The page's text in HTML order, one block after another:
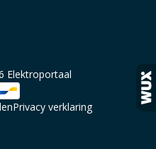
Elektroportaal
Privacy verklaring